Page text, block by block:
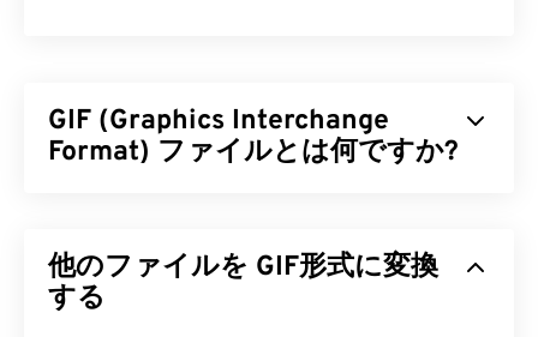
GIF (Graphics Interchange
Format) ファイルとは何ですか?
単位でシンプルな画像を形成するビットマップファ
イル形式の一種です。非圧縮の
他のファイルを GIF形式に変換
する